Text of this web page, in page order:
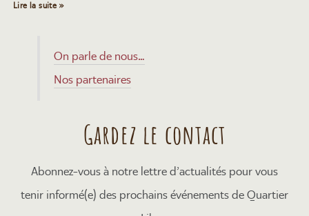
Lire la suite »
On parle de nous…
Nos partenaires
Gardez le contact
Abonnez-vous à notre lettre d’actualités pour vous
tenir informé(e) des prochains événements de Quartier